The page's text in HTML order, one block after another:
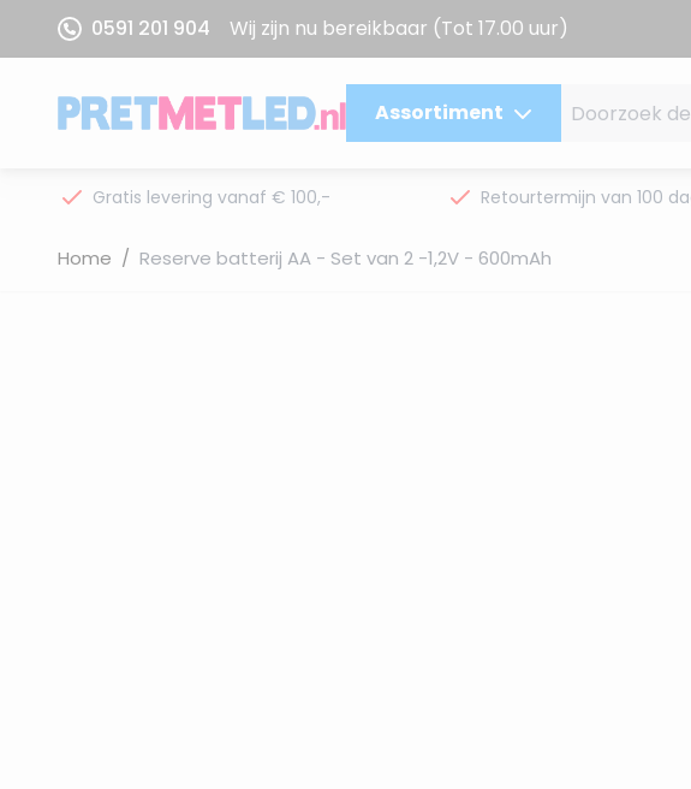
Ga naar de inhoud
0591 201 904 Wij zijn nu bereikbaar (Tot 17.00 uur)
Assortiment
Gratis levering vanaf € 100,- Retourtermijn van 100
Home / Reserve batterij AA - Set van 2 -1,2V - 600mAh